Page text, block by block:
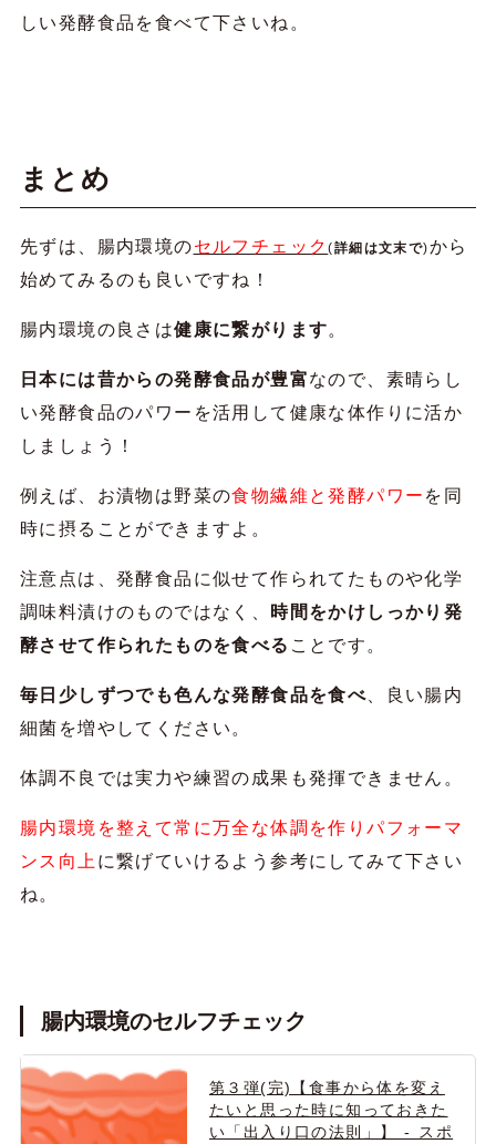
しい発酵食品を食べて下さいね。
まとめ
先ずは、腸内環境のセルフチェック(詳細は文末で)から
始めてみるのも良いですね！
腸内環境の良さは健康に繋がります。
日本には昔からの発酵食品が豊富なので、素晴らし
い発酵食品のパワーを活用して健康な体作りに活か
しましょう！
例えば、お漬物は野菜の食物繊維と発酵パワー を同
時に摂ることができますよ。
注意点は、発酵食品に似せて作られてたものや化学
調味料漬けのものではなく、
時間をかけしっかり発
酵させて作られたものを食べる ことです。
毎日少しずつでも色んな発酵食品を食べ 、良い腸内
細菌を増やしてください。
体調不良では実力や練習の成果も発揮できません。
腸内環境を整えて常に万全な体調を作りパフォーマ
ンス向上 に繋げていけるよう参考にしてみて下さい
ね。
腸内環境のセルフチェック
第３弾(完)【食事から体を変え
たいと思った時に知っておきた
い「出入り口の法則」】 - スポ